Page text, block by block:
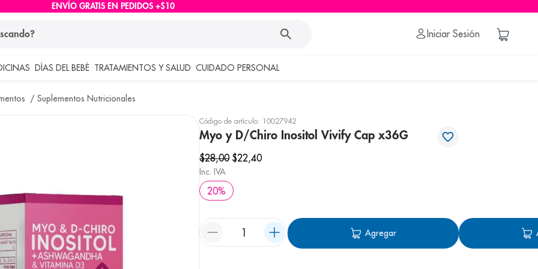
ENVÍO GRATIS EN PEDIDOS +$10
Iniciar Sesión
DÍAS DEL BEBÉ TRATAMIENTOS Y SALUD CUIDADO PERSONAL
Suplementos Nutricionales
Código de artículo: 10027942
Myo y D/Chiro Inositol Vivify Cap x36G
$28,00 $22,40
Inc. IVA
20%
Agregar
buscados